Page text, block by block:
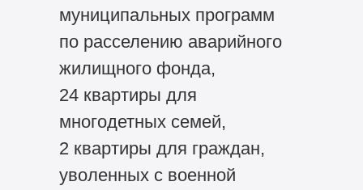
муниципальных программ
по расселению аварийного
жилищного фонда,
24 квартиры для
многодетных семей,
2 квартиры для граждан,
уволенных с военной